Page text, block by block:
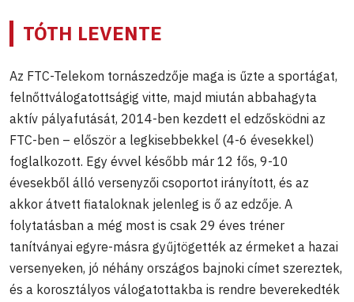
TÓTH LEVENTE
Az FTC-Telekom tornászedzője maga is űzte a sportágat,
felnőttválogatottságig vitte, majd miután abbahagyta
aktív pályafutását, 2014-ben kezdett el edzősködni az
FTC-ben – először a legkisebbekkel (4-6 évesekkel)
foglalkozott. Egy évvel később már 12 fős, 9-10
évesekből álló versenyzői csoportot irányított, és az
akkor átvett fiataloknak jelenleg is ő az edzője. A
folytatásban a még most is csak 29 éves tréner
tanítványai egyre-másra gyűjtögették az érmeket a hazai
versenyeken, jó néhány országos bajnoki címet szereztek,
és a korosztályos válogatottakba is rendre beverekedték